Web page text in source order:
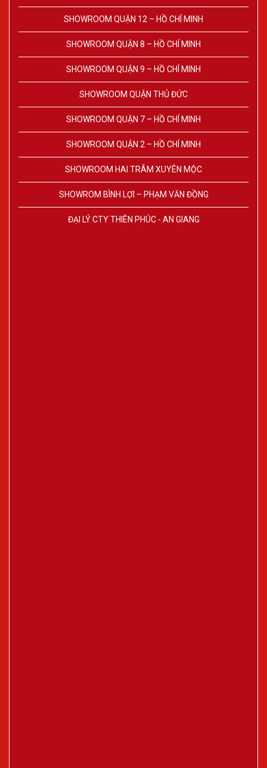
SHOWROOM QUẬN 12 – HỒ CHÍ MINH
SHOWROOM QUẬN 8 – HỒ CHÍ MINH
SHOWROOM QUẬN 9 – HỒ CHÍ MINH
SHOWROOM QUẬN THỦ ĐỨC
SHOWROOM QUẬN 7 – HỒ CHÍ MINH
SHOWROOM QUẬN 2 – HỒ CHÍ MINH
SHOWROOM HAI TRÂM XUYÊN MỘC
SHOWROM BÌNH LỢI – PHẠM VĂN ĐỒNG
ĐẠI LÝ CTY THIÊN PHÚC - AN GIANG